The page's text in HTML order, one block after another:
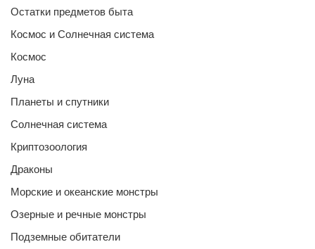
Остатки предметов быта
Космос и Солнечная система
Космос
Луна
Планеты и спутники
Солнечная система
Криптозоология
Драконы
Морские и океанские монстры
Озерные и речные монстры
Подземные обитатели